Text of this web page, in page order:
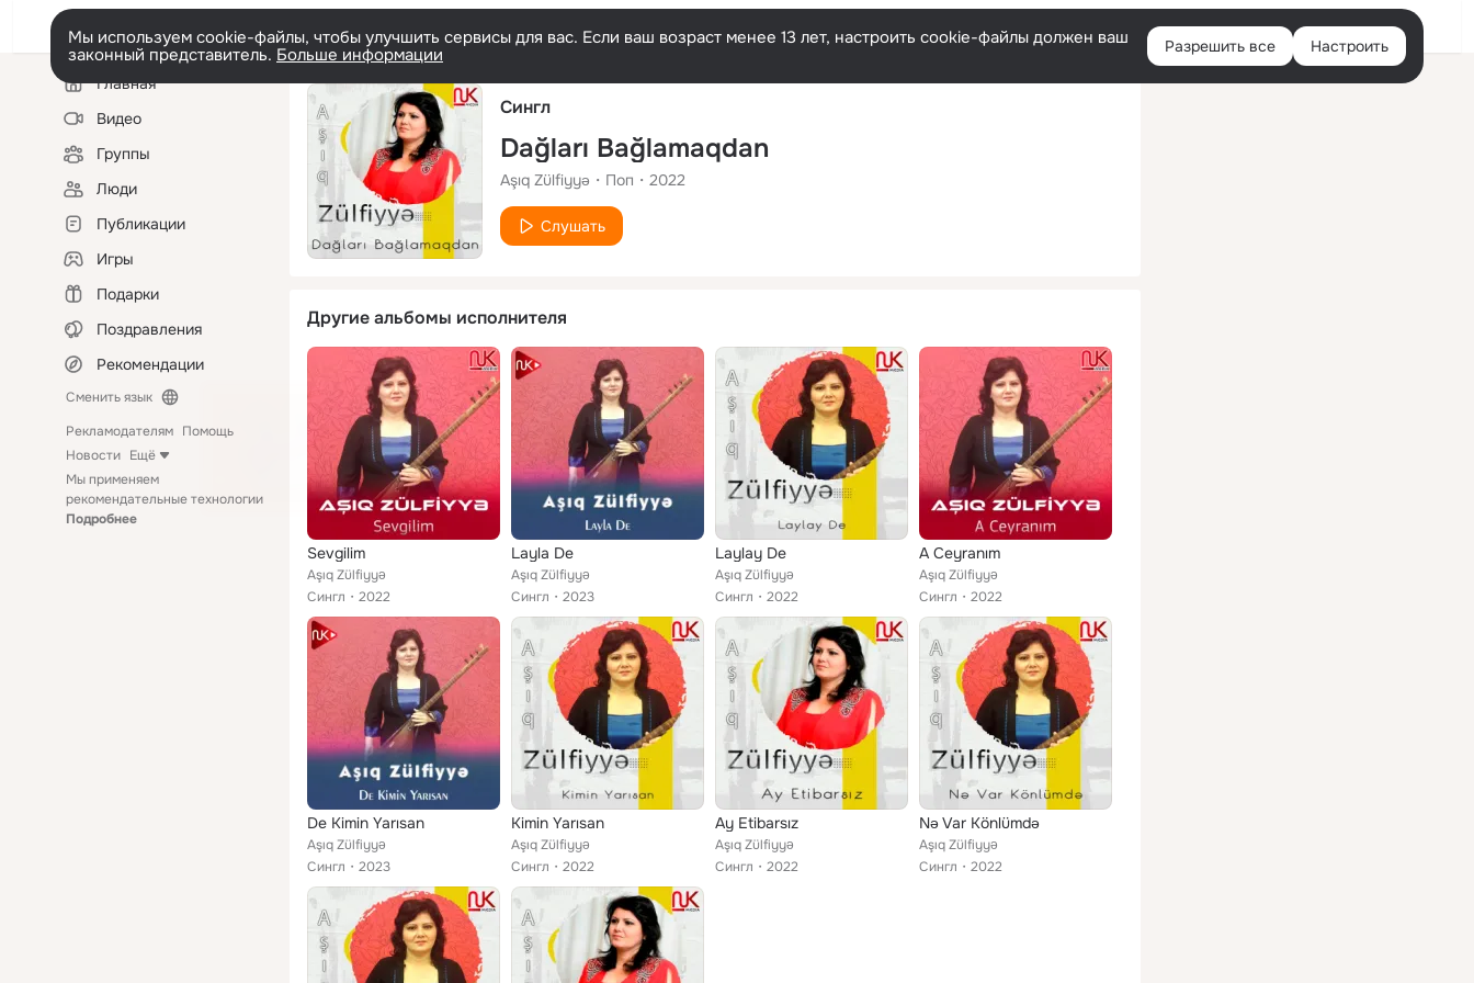
Русский Войти
Мы используем cookie-файлы, чтобы улучшить сервисы для вас. Если ваш возраст менее 13 лет, настроить cookie-файлы должен ваш
законный представитель. Больше информации Разрешить все Настроить
Левая
колонкаГлавная
Видео
Группы
Люди
Публикации
Игры
Подарки
Поздравления
Рекомендации
Сменить язык
Рекламодателям Помощь
Новости Ещё
Мы применяем
рекомендательные технологии
Подробнее
Сингл
Dağları Bağlamaqdan
Aşıq Zülfiyyə Поп 2022
Слушать
Другие альбомы исполнителя
Sevgilim
Aşıq Zülfiyyə
Сингл
2022
Layla De
Aşıq Zülfiyyə
Сингл
2023
Laylay De
Aşıq Zülfiyyə
Сингл
2022
A Ceyranım
Aşıq Zülfiyyə
Сингл
2022
De Kimin Yarısan
Aşıq Zülfiyyə
Сингл
2023
Kimin Yarısan
Aşıq Zülfiyyə
Сингл
2022
Ay Etibarsız
Aşıq Zülfiyyə
Сингл
2022
Nə Var Könlümdə
Aşıq Zülfiyyə
Сингл
2022